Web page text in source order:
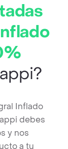
Inflado
debes
y nos
a tu